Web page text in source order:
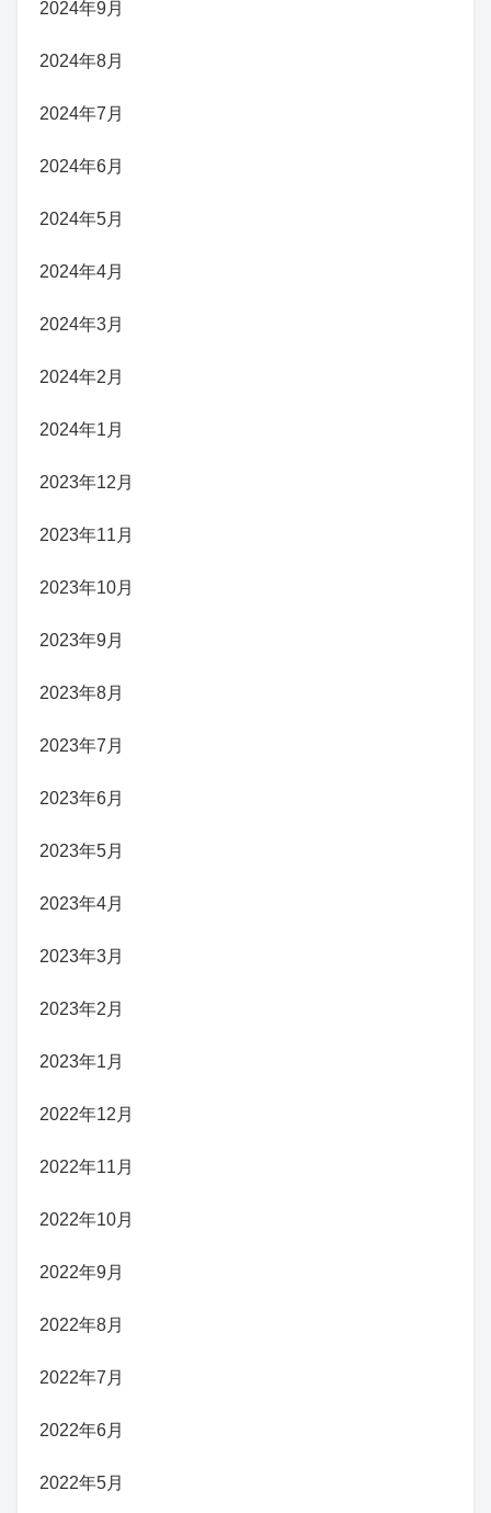
2024年9月
2024年8月
2024年7月
2024年6月
2024年5月
2024年4月
2024年3月
2024年2月
2024年1月
2023年12月
2023年11月
2023年10月
2023年9月
2023年8月
2023年7月
2023年6月
2023年5月
2023年4月
2023年3月
2023年2月
2023年1月
2022年12月
2022年11月
2022年10月
2022年9月
2022年8月
2022年7月
2022年6月
2022年5月